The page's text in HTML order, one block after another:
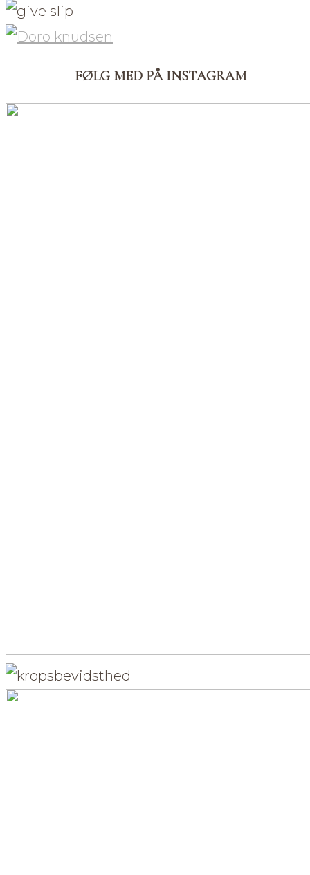
FØLG MED PÅ INSTAGRAM